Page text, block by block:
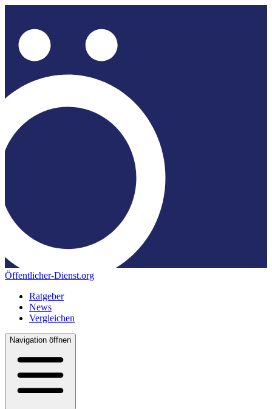
Öffentlicher-Dienst.org
Ratgeber
News
Vergleichen
Navigation öffnen